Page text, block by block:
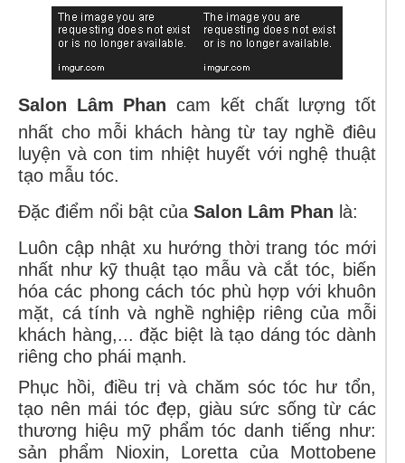
Salon Lâm Phancam kết chất lượng tốt
nhất cho mỗi khách hàng từ tay nghề điêu
luyện và con tim nhiệt huyết với nghệ thuật
tạo mẫu tóc.
Đặc điểm nổi bật của Salon Lâm Phan là:
Luôn cập nhật xu hướng thời trang tóc mới
nhất như kỹ thuật tạo mẫu và cắt tóc, biến
hóa các phong cách tóc phù hợp với khuôn
mặt, cá tính và nghề nghiệp riêng của mỗi
khách hàng,... đặc biệt là tạo dáng tóc dành
riêng cho phái mạnh.
Phục hồi, điều trị và chăm sóc tóc hư tổn,
tạo nên mái tóc đẹp, giàu sức sống từ các
thương hiệu mỹ phẩm tóc danh tiếng như:
sản phẩm Nioxin, Loretta của Mottobene